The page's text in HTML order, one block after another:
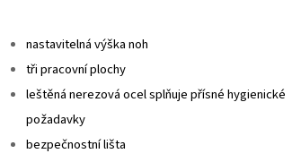
nastavitelná výška noh
tři pracovní plochy
leštěná nerezová ocel splňuje přísné hygienické
požadavky
bezpečnostní lišta